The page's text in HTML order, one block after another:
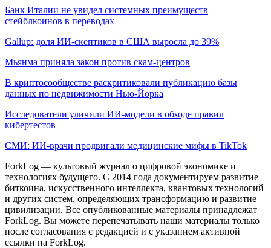
Банк Италии не увидел системных преимуществ
стейблкоинов в переводах
Gallup: доля ИИ-скептиков в США выросла до 39%
Мьянма приняла закон против скам-центров
В криптосообществе раскритиковали публикацию базы
данных по недвижимости Нью-Йорка
Исследователи уличили ИИ-модели в обходе правил
кибертестов
СМИ: ИИ-врачи продвигали медицинские мифы в TikTok
ForkLog — культовый журнал о цифровой экономике и
технологиях будущего. С 2014 года документируем развитие
биткоина, искусственного интеллекта, квантовых технологий
и других систем, определяющих трансформацию и развитие
цивилизации. Все опубликованные материалы принадлежат
ForkLog. Вы можете перепечатывать наши материалы только
после согласования с редакцией и с указанием активной
ссылки на ForkLog.